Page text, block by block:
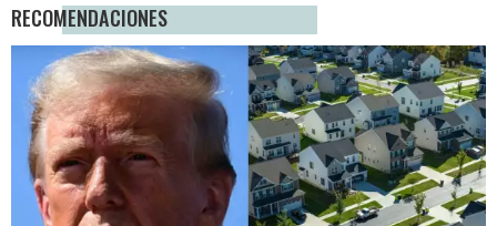
RECOMENDACIONES